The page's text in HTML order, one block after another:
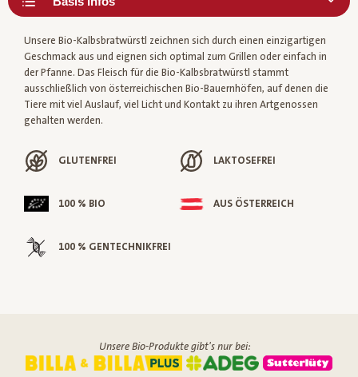
Unsere Bio-Kalbsbratwürstl zeichnen sich durch einen einzigartigen
Geschmack aus und eignen sich optimal zum Grillen oder einfach in
der Pfanne. Das Fleisch für die Bio-Kalbsbratwürstl stammt
ausschließlich von österreichischen Bio-Bauernhöfen, auf denen die
Tiere mit viel Auslauf, viel Licht und Kontakt zu ihren Artgenossen
gehalten werden.
GLUTENFREI LAKTOSEFREI
100 % BIO AUS ÖSTERREICH
100 % GENTECHNIKFREI
Unsere Bio-Produkte gibt's nur bei: